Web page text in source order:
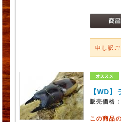
申し訳
【WD
販売価格
この商品